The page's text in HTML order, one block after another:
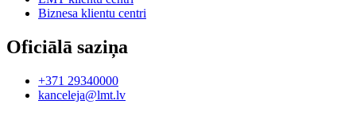
Biznesa klientu centri
Oficiālā saziņa
+371 29340000
kanceleja@lmt.lv